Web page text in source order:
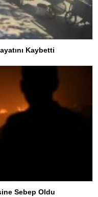
Kaybetti
Sebep Oldu